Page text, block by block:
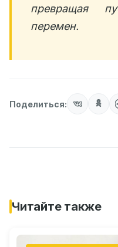
превращая
перемен.
Поделиться:
Читайте также